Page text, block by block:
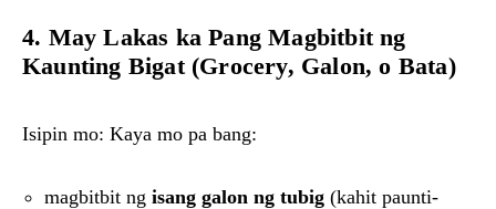
4. May Lakas ka Pang Magbitbit ng
Kaunting Bigat (Grocery, Galon, o Bata)
Isipin mo: Kaya mo pa bang:
magbitbit ng isang galon ng tubig (kahit paunti-